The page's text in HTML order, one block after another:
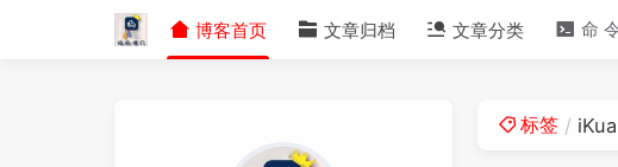
博客首页 文章归档 文章分类 命
标签